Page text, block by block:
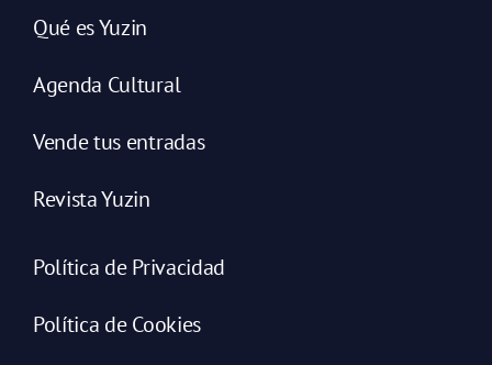
Qué es Yuzin
Agenda Cultural
Vende tus entradas
Revista Yuzin
Política de Privacidad
Política de Cookies